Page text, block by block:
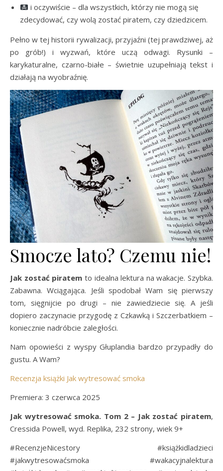
i oczywiście – dla wszystkich, którzy nie mogą się
zdecydować, czy wolą zostać piratem, czy dziedzicem.
Pełno w tej historii rywalizacji, przyjaźni (tej prawdziwej, aż
po grób!) i wyzwań, które uczą odwagi. Rysunki –
karykaturalne, czarno-białe – świetnie uzupełniają tekst i
działają na wyobraźnię.
Smocze lato? Czemu nie!
Jak zostać piratem to idealna lektura na wakacje. Szybka.
Zabawna. Wciągająca. Jeśli spodobał Wam się pierwszy
tom, sięgnijcie po drugi – nie zawiedziecie się. A jeśli
dopiero zaczynacie przygodę z Czkawką i Szczerbatkiem –
koniecznie nadróbcie zaległości.
Nam opowieści z wyspy Głuplandia bardzo przypadły do
gustu. A Wam?
Recenzja książki Jak wytresować smoka
Premiera: 3 czerwca 2025
Jak wytresować smoka. Tom 2 – Jak zostać piratem,
Cressida Powell, wyd. Replika, 232 strony, wiek 9+
#RecenzjeNicestory #książkidladzieci
#jakwytresowaćsmoka #wakacyjnalektura